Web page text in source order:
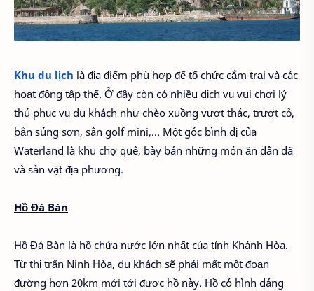
Khu du lịch là địa điểm phù hợp để tổ chức cắm trại và các
hoạt động tập thể. Ở đây còn có nhiều dịch vụ vui chơi lý
thú phục vụ du khách như chèo xuồng vượt thác, trượt cỏ,
bắn súng sơn, sân golf mini,… Một góc bình dị của
Waterland là khu chợ quê, bày bán những món ăn dân dã
và sản vật địa phương.
Hồ Đá Bàn
Hồ Đá Bàn là hồ chứa nước lớn nhất của tỉnh Khánh Hòa.
Từ thị trấn Ninh Hòa, du khách sẽ phải mất một đoạn
đường hơn 20km mới tới được hồ này. Hồ có hình dáng